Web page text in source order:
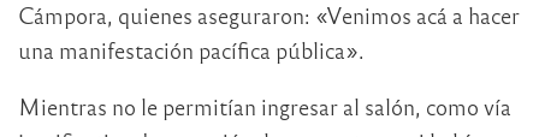
Cámpora, quienes aseguraron: «Venimos acá a hacer
una manifestación pacífica pública».
Mientras no le permitían ingresar al salón, como vía